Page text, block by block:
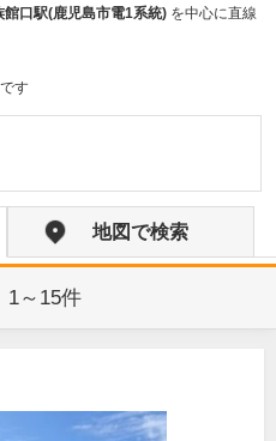
館口駅(鹿児島市電1系統) を中心に直線
す
地図で検索
1～15件